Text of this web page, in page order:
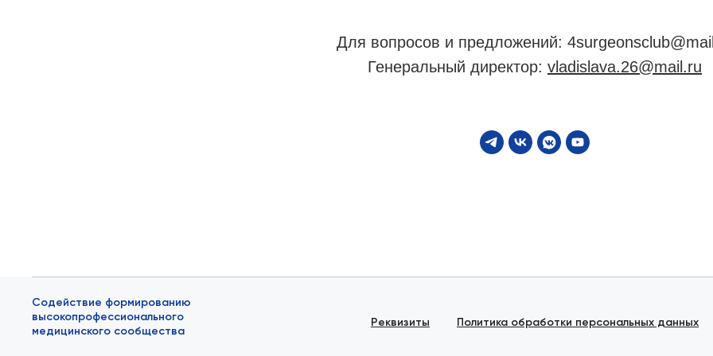
Для вопросов и предложений:
Генеральный директор: vladislava.26@mail.ru
Содействие формированию
высокопрофессионального
медицинского сообщества
Реквизиты Политика обработки персональных данных